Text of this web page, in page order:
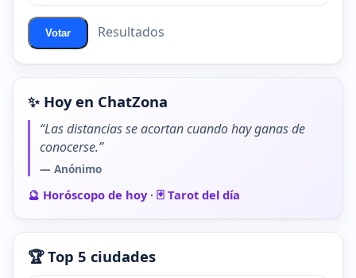
Votar Resultados
✨ Hoy en ChatZona
“Las distancias se acortan cuando hay ganas de
conocerse.”
— Anónimo
🔮 Horóscopo de hoy· 🃏 Tarot del día
🏆 Top 5 ciudades